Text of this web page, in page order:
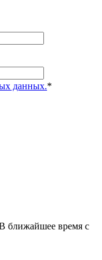
данных.*
ближайшее время с